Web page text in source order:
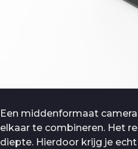
Een middenformaat
elkaar te combineren. Het
diepte. Hierdoor krijg je